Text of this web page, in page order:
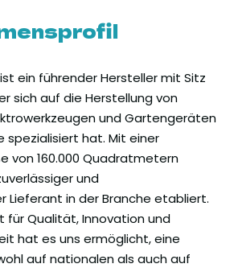
ein führender Hersteller mit Sitz
sich auf die Herstellung von
und Gartengeräten
hat. Mit einer
von 160.000 Quadratmetern
und
Lieferant in der Branche etabliert.
für Qualität, Innovation und
hat es uns ermöglicht, eine
auf nationalen als auch auf